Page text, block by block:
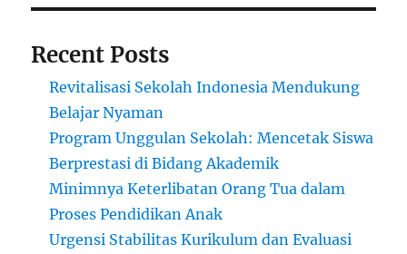
Swedia
Recent Posts
Revitalisasi Sekolah Indonesia Mendukung
Belajar Nyaman
Program Unggulan Sekolah: Mencetak Siswa
Berprestasi di Bidang Akademik
Minimnya Keterlibatan Orang Tua dalam
Proses Pendidikan Anak
Urgensi Stabilitas Kurikulum dan Evaluasi